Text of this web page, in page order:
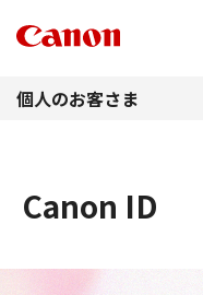
個人のお客さま
Canon ID